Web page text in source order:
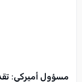
مسؤول أميركي: